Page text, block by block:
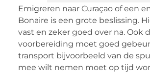
Emigreren naar Curaçao of een
Bonaire is een grote beslissing.
vast en zeker goed over na. Ook
voorbereiding moet goed
transport bijvoorbeeld van de
mee wilt nemen moet op tijd